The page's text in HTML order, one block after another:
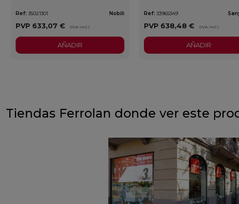
Ref: 35021301 Nobili
PVP 633,07 € (IVA incl.)
AÑADIR
Ref: 33965349
PVP 638,48 € (IVA incl.)
AÑADIR
Tiendas Ferrolan donde ver este